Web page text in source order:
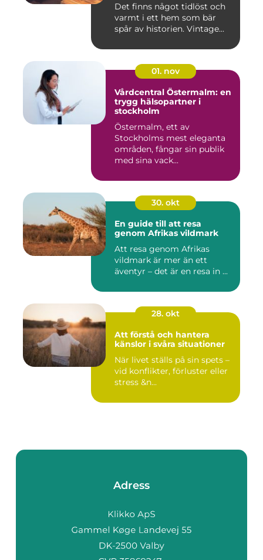
Det finns något tidlöst och
varmt i ett hem som bär
spår av historien. Vintage...
01. nov
Vårdcentral Östermalm: en
trygg hälsopartner i
stockholm
Östermalm, ett av
Stockholms mest eleganta
områden, fångar sin publik
med sina vack...
30. okt
En guide till att resa
genom Afrikas vildmark
Att resa genom Afrikas
vildmark är mer än ett
äventyr – det är en resa in ...
28. okt
Att förstå och hantera
känslor i svåra situationer
När livet ställs på sin spets –
vid konflikter, förluster eller
stress &n...
Adress